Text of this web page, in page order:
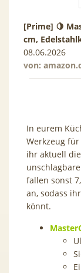
[Prime] 🍋
cm,
08.06.2026
von:
In eurem
Werkzeug
ihr aktuell die
unschlagbare
fallen sonst
an, sodass
könnt.